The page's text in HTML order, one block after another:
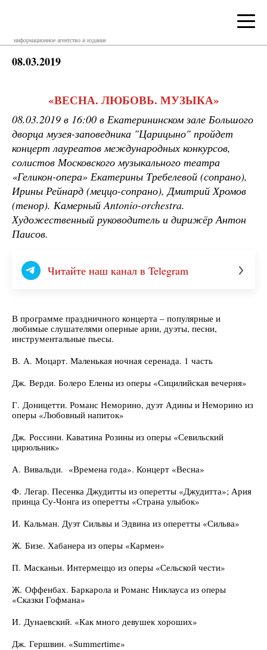
информационное агентство и издание
08.03.2019
«ВЕСНА. ЛЮБОВЬ. МУЗЫКА»
08.03.2019 в 16:00 в Екатерининском зале Большого
дворца музея-заповедника "Царицыно" пройдет
концерт лауреатов международных конкурсов,
солистов Московского музыкального театра
«Геликон-опера» Екатерины Требелевой (сопрано),
Ирины Рейнард (меццо-сопрано), Дмитрий Хромов
(тенор). Камерный Antonio-orchestra.
Художественный руководитель и дирижёр Антон
Паисов.
Читайте наш канал в Telegram
В программе праздничного концерта – популярные и
любимые слушателями оперные арии, дуэты, песни,
инструментальные пьесы.
В. А. Моцарт. Маленькая ночная серенада. 1 часть
Дж. Верди. Болеро Елены из оперы «Сицилийская вечерня»
Г. Доницетти. Романс Неморино, дуэт Адины и Неморино из
оперы «Любовный напиток»
Дж. Россини. Каватина Розины из оперы «Севильский
цирюльник»
А. Вивальди. «Времена года». Концерт «Весна»
Ф. Легар. Песенка Джудитты из оперетты «Джудитта»; Ария
принца Су-Чонга из оперетты «Страна улыбок»
И. Кальман. Дуэт Сильвы и Эдвина из оперетты «Сильва»
Ж. Бизе. Хабанера из оперы «Кармен»
П. Масканьи. Интермеццо из оперы «Сельской чести»
Ж. Оффенбах. Баркарола и Романс Никлауса из оперы
«Сказки Гофмана»
И. Дунаевский. «Как много девушек хороших»
Дж. Гершвин. «Summertime»